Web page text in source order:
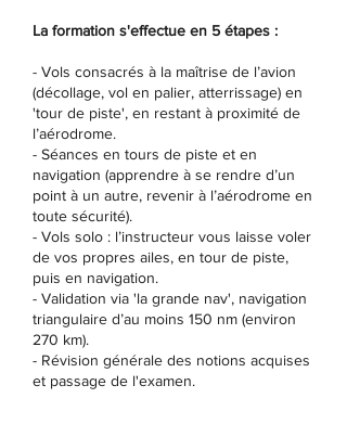
La formation s'effectue en 5 étapes :
- Vols consacrés à la maîtrise de l’avion
(décollage, vol en palier, atterrissage) en
'tour de piste', en restant à proximité de
l’aérodrome.
- Séances en tours de piste et en
navigation (apprendre à se rendre d’un
point à un autre, revenir à l’aérodrome en
toute sécurité).
- Vols solo : l’instructeur vous laisse voler
de vos propres ailes, en tour de piste,
puis en navigation.
- Validation via 'la grande nav', navigation
triangulaire d’au moins 150 nm (environ
270 km).
- Révision générale des notions acquises
et passage de l'examen.